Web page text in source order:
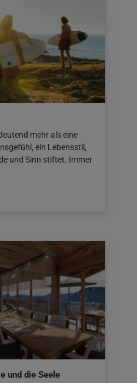
mehr als eine
ein Lebensstil,
und Sinn stiftet. Immer
und die Seele